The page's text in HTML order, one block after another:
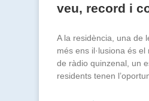
veu, record i
A la residència, una de
més ens il·lusiona és
de ràdio quinzenal, un
residents tenen